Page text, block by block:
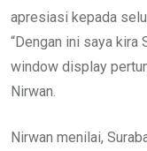
apresiasi kepada
“Dengan ini saya kira
window display
Nirwan.
Nirwan menilai,